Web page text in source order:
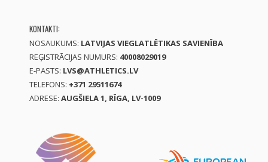
KONTAKTI:
NOSAUKUMS: LATVIJAS VIEGLATLĒTIKAS SAVIENĪBA
REĢISTRĀCIJAS NUMURS: 40008029019
E-PASTS: LVS@ATHLETICS.LV
TELEFONS: +371 29511674
ADRESE: AUGŠIELA 1, RĪGA, LV-1009